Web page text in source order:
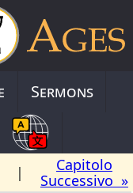
Sermons
|
Capitolo
Successivo »